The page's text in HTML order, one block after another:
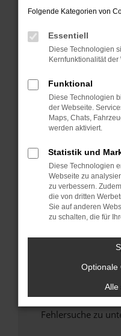
Manche
können das
verhindern.
Fenster?
Starte dein
Das kann
Probleme zu
Stelle sicher,
Betriebssystem
sind.
Veraltete
Sicherheitsrisiko,
führen, dass
Wende dich an
Wenn du alle
hast, kontaktiere
versuchen, das
uns diesen Text
Fehlersuche zu
Folgende Kategorien von
Essentiell
Diese Technologien
Kernfunktionalität
Funktional
Diese Technologien
der Webseite.
Maps, Chats,
werden aktiviert.
Statistik und
Diese Technologien
Webseite zu
zu verbessern.
die von dritten
Sie auf anderen
zu schalten, die für
Optionale
Alle